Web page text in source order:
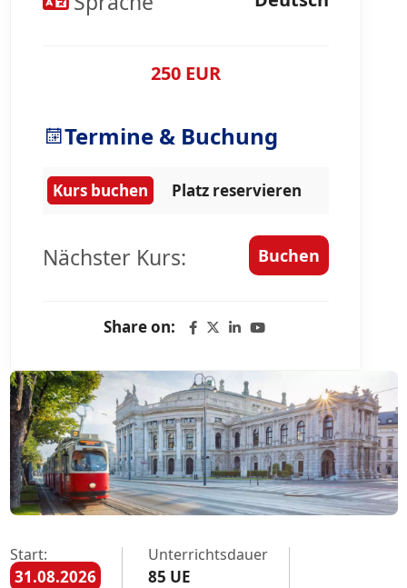
250 EUR
Termine & Buchung
Kurs buchen Platz reservieren
Nächster Kurs: Buchen
Share on:
Start:
31.08.2026
Unterrichtsdauer
85 UE